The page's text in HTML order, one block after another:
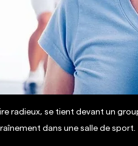
radieux, se tient devant un
dans une salle de sport.